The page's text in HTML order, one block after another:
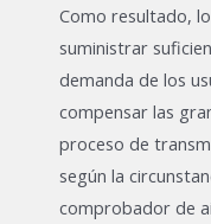
Como resultado,
suministrar
demanda de los
compensar las
proceso de
según la
comprobador de